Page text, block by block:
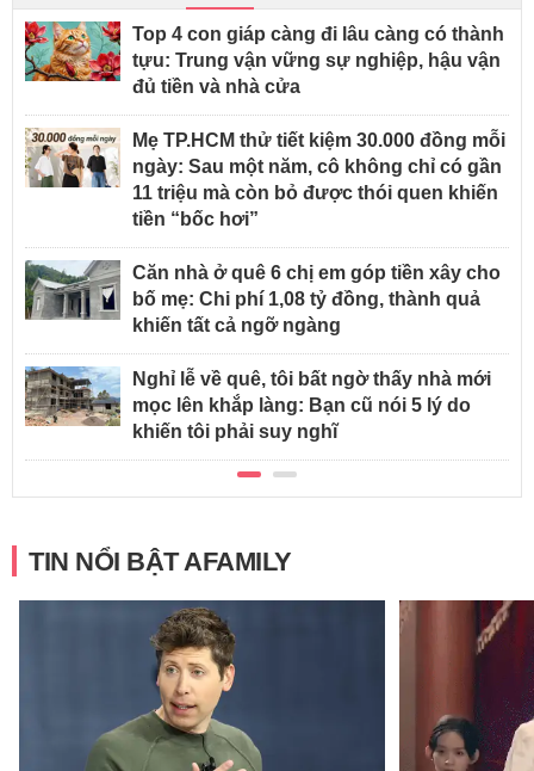
Top 4 con giáp càng đi lâu càng có thành
tựu: Trung vận vững sự nghiệp, hậu vận
đủ tiền và nhà cửa
Mẹ TP.HCM thử tiết kiệm 30.000 đồng mỗi
ngày: Sau một năm, cô không chỉ có gần
11 triệu mà còn bỏ được thói quen khiến
tiền “bốc hơi”
Căn nhà ở quê 6 chị em góp tiền xây cho
bố mẹ: Chi phí 1,08 tỷ đồng, thành quả
khiến tất cả ngỡ ngàng
Nghỉ lễ về quê, tôi bất ngờ thấy nhà mới
mọc lên khắp làng: Bạn cũ nói 5 lý do
khiến tôi phải suy nghĩ
TIN NỔI BẬT AFAMILY